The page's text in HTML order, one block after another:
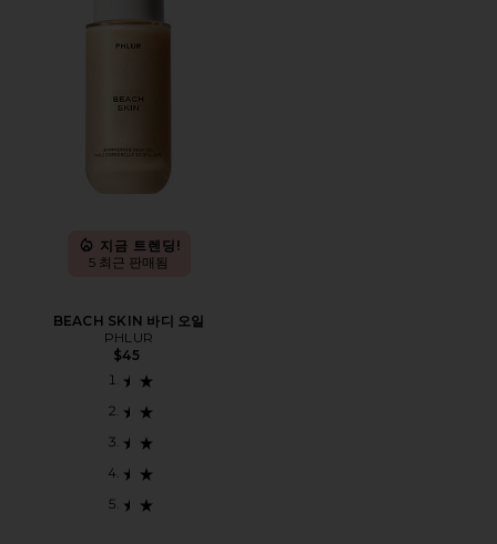
지금 트렌딩!
5 최근 판매됨
BEACH SKIN 바디 오일
PHLUR
$45